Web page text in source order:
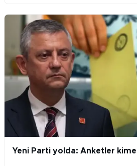
Yeni Parti yolda: Anketler